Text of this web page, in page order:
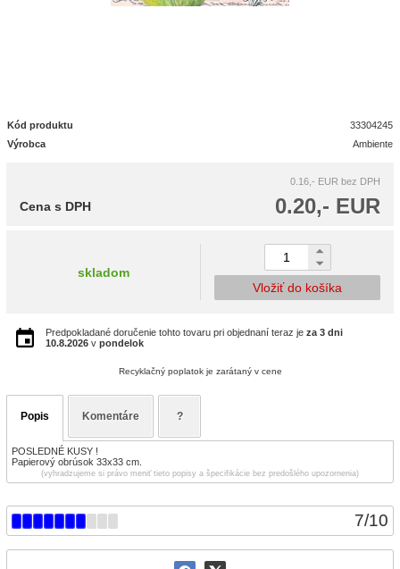
7/10
Kód produktu
33304245
Výrobca
Ambiente
0.16,- EUR bez DPH
0.20,- EUR
Cena s DPH
skladom
Vložiť do košíka
Predpokladané doručenie tohto tovaru pri objednaní teraz je za 3 dni
10.8.2026 v pondelok
Recyklačný poplatok je zarátaný v cene
Popis Komentáre ?
POSLEDNÉ KUSY !
Papierový obrúsok 33x33 cm.
(vyhradzujeme si právo meniť tieto popisy a špecifikácie bez predošlého upozornenia)